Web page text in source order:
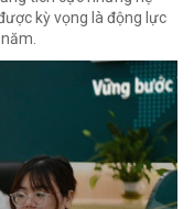
kỳ vọng là động lực